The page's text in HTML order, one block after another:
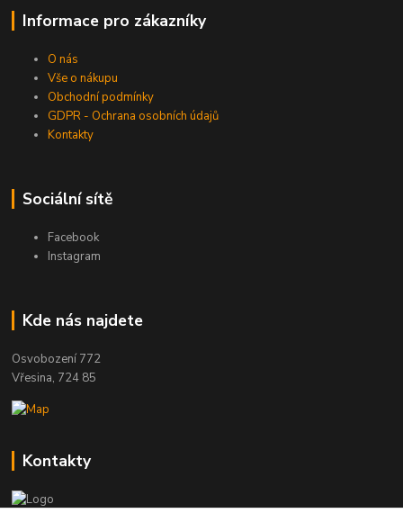
Informace pro zákazníky
O nás
Vše o nákupu
Obchodní podmínky
GDPR - Ochrana osobních údajů
Kontakty
Sociální sítě
Facebook
Instagram
Kde nás najdete
Osvobození 772
Vřesina, 724 85
Kontakty